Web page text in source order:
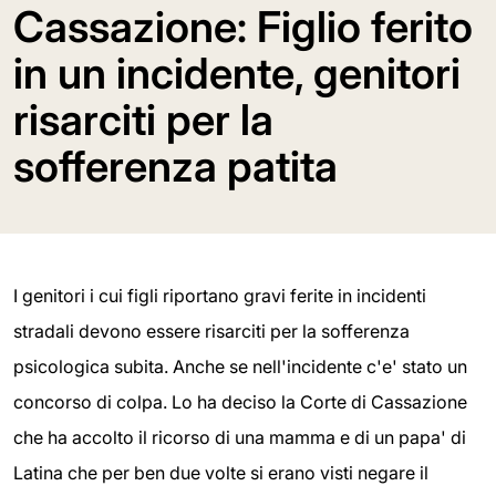
Cassazione: Figlio ferito
in un incidente, genitori
risarciti per la
sofferenza patita
I genitori i cui figli riportano gravi ferite in incidenti
stradali devono essere risarciti per la sofferenza
psicologica subita. Anche se nell'incidente c'e' stato un
concorso di colpa. Lo ha deciso la Corte di Cassazione
che ha accolto il ricorso di una mamma e di un papa' di
Latina che per ben due volte si erano visti negare il